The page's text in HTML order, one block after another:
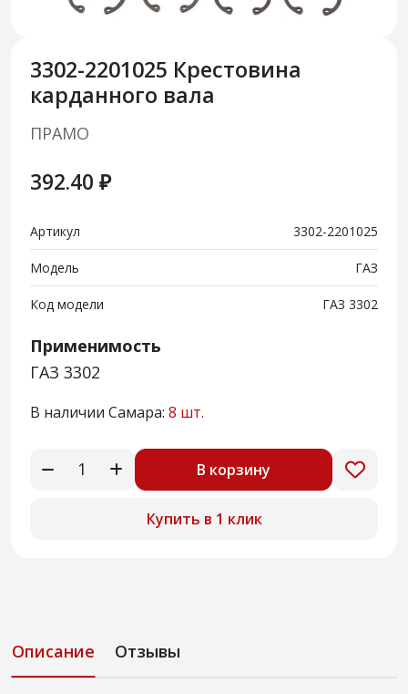
3302-2201025 Крестовина
карданного вала
ПРАМО
392.40 ₽
Артикул 3302-2201025
Модель ГАЗ
Код модели ГАЗ 3302
Применимость
ГАЗ 3302
В наличии Самара: 8 шт.
В корзину
Купить в 1 клик
Описание Отзывы